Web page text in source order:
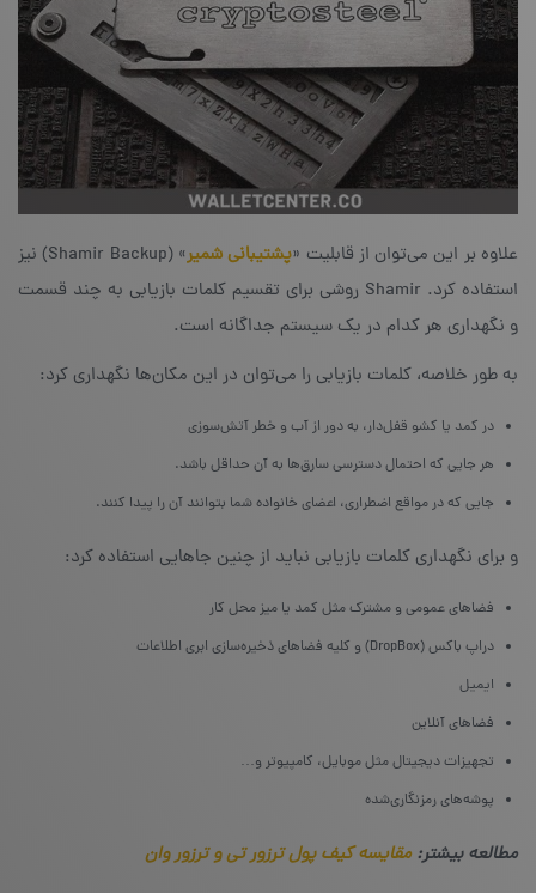
علاوه بر این می‌توان از قابلیت «پشتیبانی شمیر
» (Shamir Backup) نیز
استفاده کرد. Shamir روشی برای تقسیم کلمات بازیابی به چند قسمت
و نگهداری هر کدام در یک سیستم جداگانه است.
به طور خلاصه، کلمات بازیابی را می‌توان در این مکان‌ها نگهداری کرد:
در کمد یا کشو قفل‌دار، به دور از آب و خطر آتش‌سوزی
هر جایی که احتمال دسترسی سارق‌ها به آن حداقل باشد.
جایی که در مواقع اضطراری، اعضای خانواده‌ شما بتوانند آن را پیدا کنند.
و برای نگهداری کلمات بازیابی نباید از چنین جاهایی استفاده کرد:
فضاهای عمومی و مشترک مثل کمد یا میز محل کار
دراپ باکس (DropBox) و کلیه فضاهای ذخیره‌سازی ابری اطلاعات
ایمیل
فضاهای آنلاین
تجهیزات دیجیتال مثل موبایل، کامپیوتر و…
پوشه‌های رمزنگاری‌شده
مطالعه بیشتر:مقایسه کیف پول ترزور تی و ترزور وان